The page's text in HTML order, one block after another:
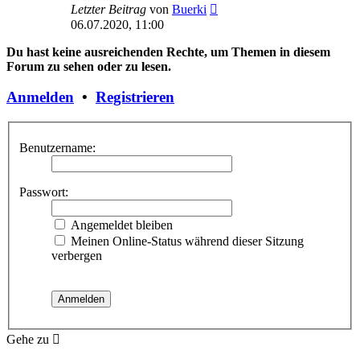
Letzter Beitrag von Buerki
06.07.2020, 11:00
Du hast keine ausreichenden Rechte, um Themen in diesem
Forum zu sehen oder zu lesen.
Anmelden • Registrieren
Benutzername:
Passwort:
Angemeldet bleiben
Meinen Online-Status während dieser Sitzung
verbergen
Gehe zu